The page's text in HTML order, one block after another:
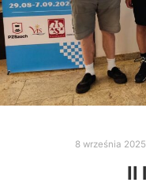
8 września 2025
II